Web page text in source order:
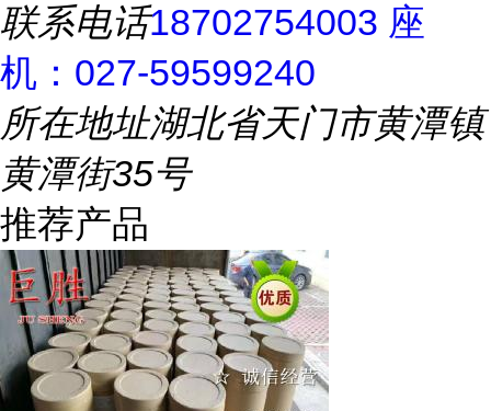
联系电话18702754003 座
机：027-59599240
所在地址湖北省天门市黄潭镇
黄潭街35号
推荐产品